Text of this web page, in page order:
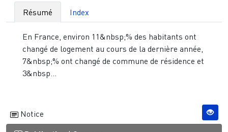
Résumé Index
En France, environ 11&nbsp;% des habitants ont
changé de logement au cours de la dernière année,
7&nbsp;% ont changé de commune de résidence et
3&nbsp...
Notice